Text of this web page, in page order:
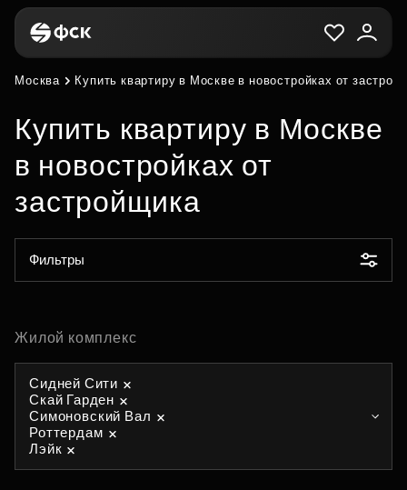
Москва Купить квартиру в Москве в новостройках от
Купить квартиру в Москве
в новостройках от
застройщика
Фильтры
Жилой комплекс
Сидней Сити
Скай Гарден
Симоновский Вал
Роттердам
Лэйк